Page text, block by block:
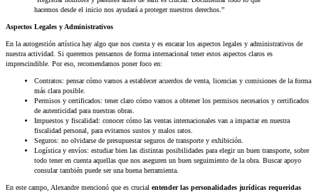
hacemos desde el inicio nos ayudará a proteger nuestros derechos.”
Aspectos Legales y Administrativos
En la autogestión artística hay algo que nos cuesta y es encarar los aspectos legales y administrativos de
nuestra actividad. Si queremos pensarnos de forma internacional tener estos aspectos claros es
imprescindible. Por eso, recomendamos poner foco en:
Contratos: pensar cómo vamos a establecer acuerdos de venta, licencias y comisiones de la forma
más clara posible.
Permisos y certificados: tener claro cómo vamos a obtener los permisos necesarios y certificados
de autenticidad para nuestras obras.
Impuestos y fiscalidad: conocer cómo las ventas internacionales van a impactar en nuestra
fiscalidad personal, para evitarnos sustos y malos ratos.
Seguros: no olvidarse de presupuestar seguros de transporte y exhibición.
Logística y envíos: estudiar bien las distintas posibilidades para elegir un buen transporte, sobre
todo tener en cuenta aquellas que nos aseguren un buen seguimiento de la obra. Buscar apoyo
consular también puede ser una buena herramienta.
En este campo, Alexandre mencionó que es crucial entender las personalidades jurídicas requeridas